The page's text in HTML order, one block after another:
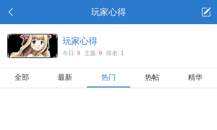
玩家心得
玩家心得
今日:9 主题:9 排名: 1
全部 最新 热门 热帖 精华